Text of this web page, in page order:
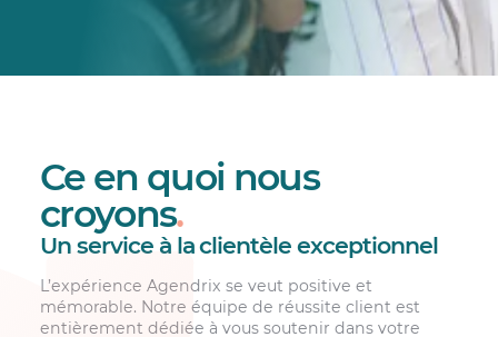
Ce en quoi nous
croyons.
Un service à la clientèle exceptionnel
L’expérience Agendrix se veut positive et
mémorable. Notre équipe de réussite client est
entièrement dédiée à vous soutenir dans votre